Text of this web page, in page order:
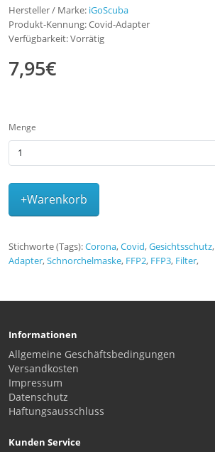
Hersteller / Marke: iGoScuba
Produkt-Kennung: Covid-Adapter
Verfügbarkeit: Vorrätig
7,95€
Menge
+Warenkorb
Stichworte (Tags):Corona,Covid,Gesichtsschutz,
Adapter,Schnorchelmaske, FFP2, FFP3, Filter,
Informationen
Allgemeine Geschäftsbedingungen
Versandkosten
Impressum
Datenschutz
Haftungsausschluss
Kunden Service